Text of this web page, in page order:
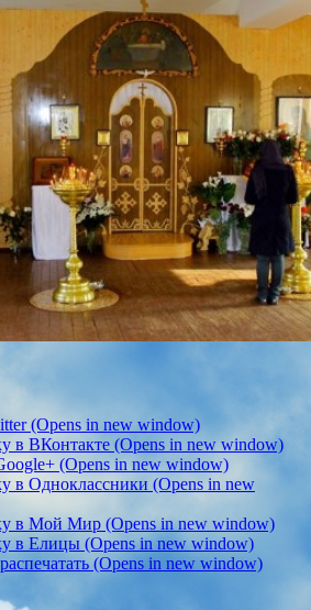
(Opens in new window)
в ВКонтакте (Opens in new window)
(Opens in new window)
в Одноклассники (Opens in new
в Мой Мир (Opens in new window)
в Елицы (Opens in new window)
(Opens in new window)